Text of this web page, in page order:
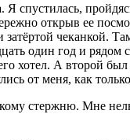
Я спустилась,
открыв ее
чеканкой.
один год и рядом
хотел. А
от меня, как
стержню. Мне